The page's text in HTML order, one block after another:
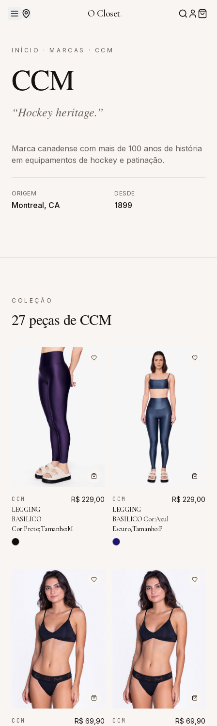
O Closet.
INÍCIO · MARCAS · CCM
CCM
“Hockey heritage.”
Marca canadense com mais de 100 anos de história
em equipamentos de hockey e patinação.
ORIGEM
Montreal, CA
DESDE
1899
COLEÇÃO
27 peças deCCM
CCM
LEGGING
BASILICO
Cor:Preto;Tamanho:M
R$ 229,00 CCM
LEGGING
BASILICO Cor:Azul
Escuro;Tamanho:P
R$ 229,00
CCM R$ 69,90 CCM R$ 69,90